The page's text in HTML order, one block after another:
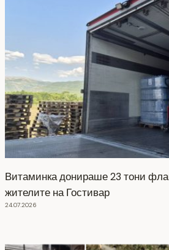
Витаминка донираше 23 тони
жителите на Гостивар
24.07.2026